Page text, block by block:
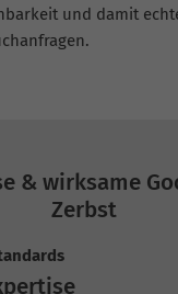
und damit
& wirksame
Zerbst